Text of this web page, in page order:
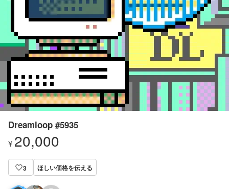
Dreamloop #5935
¥ 20,000
3 ほしい価格を伝える